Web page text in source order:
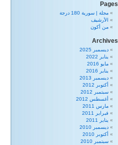
Pages
مجلة | سورية 180 درجة
الأرشيف
من أكون
Archives
ديسمبر 2025
يناير 2022
مايو 2016
يناير 2016
ديسمبر 2013
أكتوبر 2012
سبتمبر 2012
أغسطس 2012
مارس 2011
فبراير 2011
يناير 2011
ديسمبر 2010
أكتوبر 2010
سبتمبر 2010